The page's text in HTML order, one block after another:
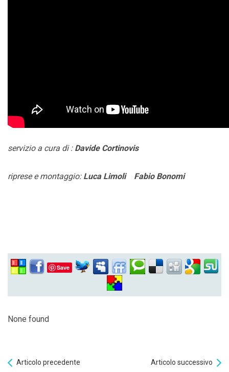
servizio a cura di : Davide Cortinovis
riprese e montaggio: Luca Limoli Fabio Bonomi
Save
None found
Articolo precedente Articolo successivo